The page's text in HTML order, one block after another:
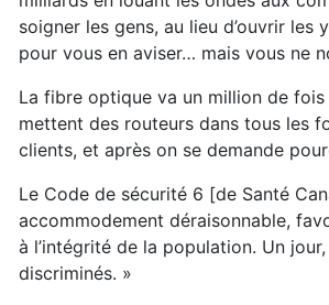
soigner les gens, au lieu d’ouvrir
pour vous en aviser… mais vous ne
La fibre optique va un million de
mettent des routeurs dans tous les
clients, et après on se demande
Le Code de sécurité 6 [de Santé
accommodement déraisonnable,
à l’intégrité de la population. Un
discriminés. »